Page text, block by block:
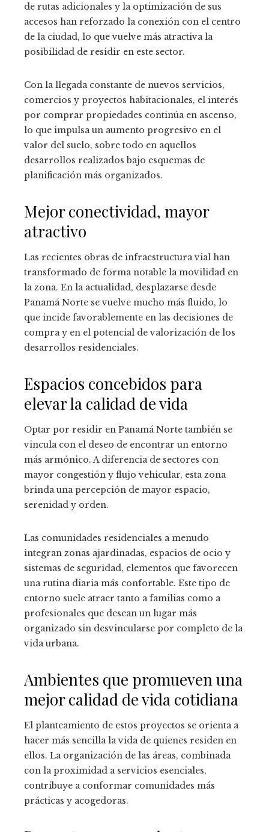
de rutas adicionales y la optimización de sus
accesos han reforzado la conexión con el centro
de la ciudad, lo que vuelve más atractiva la
posibilidad de residir en este sector.
Con la llegada constante de nuevos servicios,
comercios y proyectos habitacionales, el interés
por comprar propiedades continúa en ascenso,
lo que impulsa un aumento progresivo en el
valor del suelo, sobre todo en aquellos
desarrollos realizados bajo esquemas de
planificación más organizados.
Mejor conectividad, mayor
atractivo
Las recientes obras de infraestructura vial han
transformado de forma notable la movilidad en
la zona. En la actualidad, desplazarse desde
Panamá Norte se vuelve mucho más fluido, lo
que incide favorablemente en las decisiones de
compra y en el potencial de valorización de los
desarrollos residenciales.
Espacios concebidos para
elevar la calidad de vida
Optar por residir en Panamá Norte también se
vincula con el deseo de encontrar un entorno
más armónico. A diferencia de sectores con
mayor congestión y flujo vehicular, esta zona
brinda una percepción de mayor espacio,
serenidad y orden.
Las comunidades residenciales a menudo
integran zonas ajardinadas, espacios de ocio y
sistemas de seguridad, elementos que favorecen
una rutina diaria más confortable. Este tipo de
entorno suele atraer tanto a familias como a
profesionales que desean un lugar más
organizado sin desvincularse por completo de la
vida urbana.
Ambientes que promueven una
mejor calidad de vida cotidiana
El planteamiento de estos proyectos se orienta a
hacer más sencilla la vida de quienes residen en
ellos. La organización de las áreas, combinada
con la proximidad a servicios esenciales,
contribuye a conformar comunidades más
prácticas y acogedoras.